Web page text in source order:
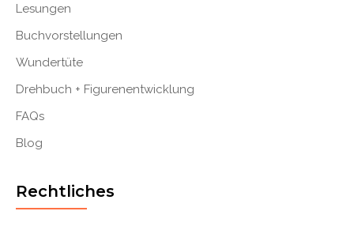
Lesungen
Buchvorstellungen
Wundertüte
Drehbuch + Figurenentwicklung
FAQs
Blog
Rechtliches